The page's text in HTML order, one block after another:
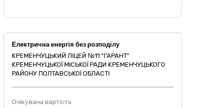
Електрична енергія без розподілу
КРЕМЕНЧУЦЬКИЙ ЛІЦЕЙ №11 "ГАРАНТ"
КРЕМЕНЧУЦЬКОЇ МІСЬКОЇ РАДИ КРЕМЕНЧУЦЬКОГО
РАЙОНУ ПОЛТАВСЬКОЇ ОБЛАСТІ
Очікувана вартість